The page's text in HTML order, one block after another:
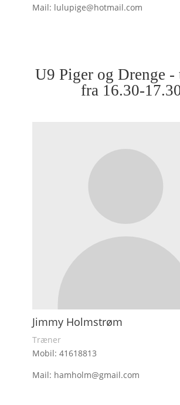
Mail: lulupige@hotmail.com
U9 Piger og Drenge -
fra 16.30-
Jimmy Holmstrøm
Træner
Mobil: 41618813
Mail: hamholm@gmail.com